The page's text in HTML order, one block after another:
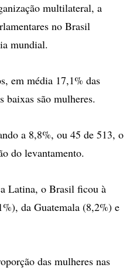
multilateral, a
no Brasil
mundial.
em média 17,1% das
baixas são mulheres.
a 8,8%, ou 45 de 513, o
do levantamento.
Latina, o Brasil ficou à
da Guatemala (8,2%) e
das mulheres nas